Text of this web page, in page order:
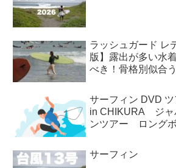
ラッシュガード レ
版】露出が多い水
べき！骨格別似合
サーフィン DVD
in CHIKURA ジャ
ンツアー ロング
サーフィン